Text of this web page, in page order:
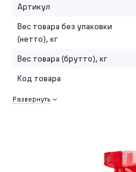
Артикул
Вес товара без упаковки
(нетто), кг
Вес товара (брутто), кг
Код товара
Развернуть